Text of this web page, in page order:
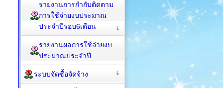
รายงานการกำกับติดตาม
การใช้จ่ายงบประมาณ
ประจำปีรอบ6เดือน
รายงานผลการใช้จ่ายงบ
ประมาณประจำปี
ระบบจัดซื้อจัดจ้าง